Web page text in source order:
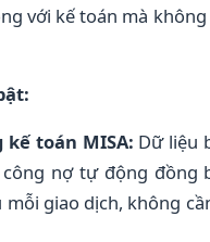
với kế toán mà
kế toán MISA: Dữ liệu
nợ tự động đồng
mỗi giao dịch, không